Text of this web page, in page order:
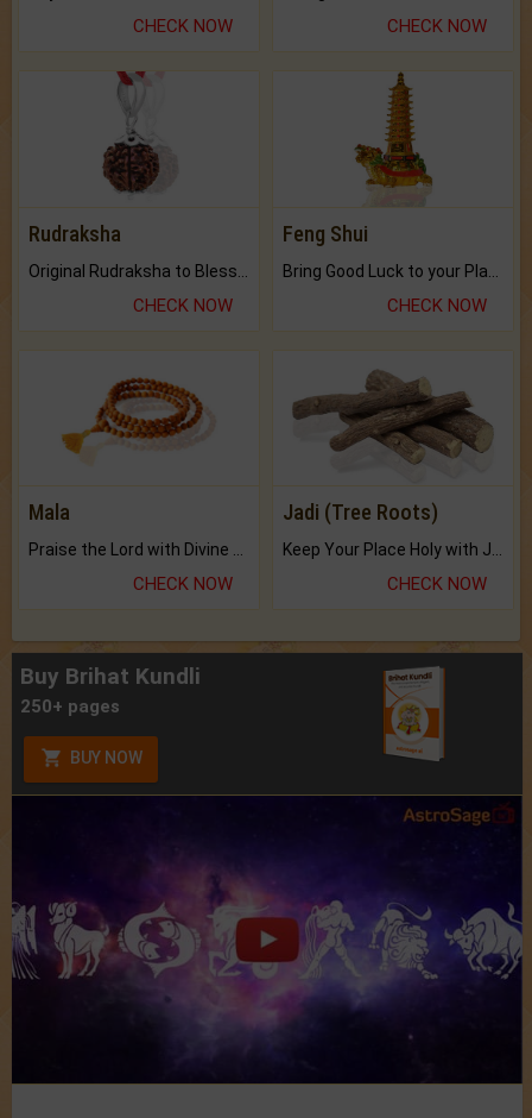
CHECK NOW CHECK NOW
Rudraksha
CHECK NOW
Feng Shui
CHECK NOW
Mala
Praise the Lord with Divine Energies of Mala.
CHECK NOW
Jadi (Tree Roots)
Keep Your Place Holy with Jadi.
CHECK NOW
Buy Brihat Kundli
250+ pages
BUY NOW